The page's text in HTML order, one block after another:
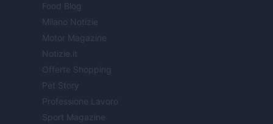
Food Blog
Milano Notizie
Motor Magazine
Notizie.it
Offerte Shopping
Pet Story
Professione Lavoro
Sport Magazine